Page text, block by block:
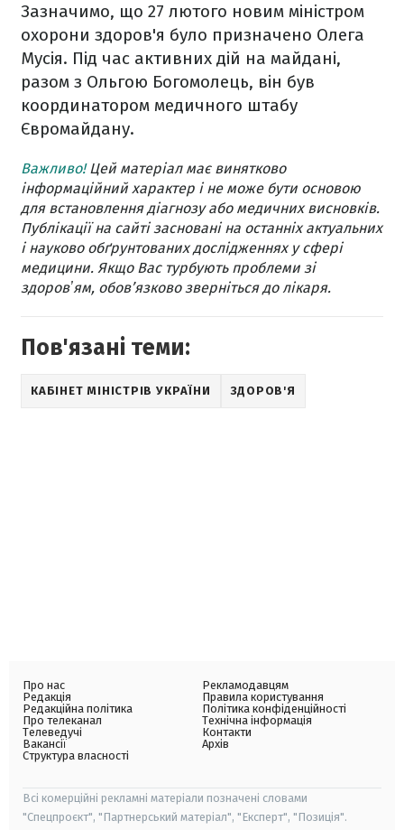
Зазначимо, що 27 лютого новим міністром
охорони здоров'я було призначено Олега
Мусія. Під час активних дій на майдані,
разом з Ольгою Богомолець, він був
координатором медичного штабу
Євромайдану.
Важливо!Цей матеріал має винятково
інформаційний характер і не може бути основою
для встановлення діагнозу або медичних висновків.
Публікації на сайті засновані на останніх актуальних
і науково обґрунтованих дослідженнях у сфері
медицини. Якщо Вас турбують проблеми зі
здоровʼям, обов’язково зверніться до лікаря.
Пов'язані теми:
КАБІНЕТ МІНІСТРІВ УКРАЇНИ ЗДОРОВ'Я
Про нас
Редакція
Редакційна політика
Про телеканал
Телеведучі
Вакансії
Структура власності
Рекламодавцям
Правила користування
Політика конфіденційності
Технічна інформація
Контакти
Архів
Всі комерційні рекламні матеріали позначені словами
"Спецпроєкт", "Партнерський матеріал", "Експерт", "Позиція".